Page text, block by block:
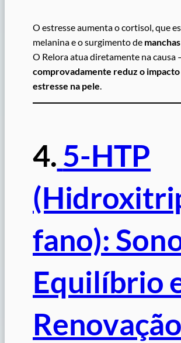
O estresse aumenta o cortisol, que
melanina e o surgimento de
O Relora atua diretamente na causa
comprovadamente reduz o
estresse na pele.
4. 5-HTP
fano):
Equilíbrio
Renovação